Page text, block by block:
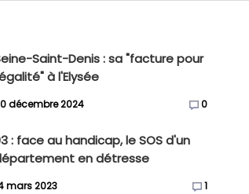
Saint-Denis : sa "facture pour
à l'Elysée
décembre 2024 0
: face au handicap, le SOS d'un
en détresse
mars 2023 1